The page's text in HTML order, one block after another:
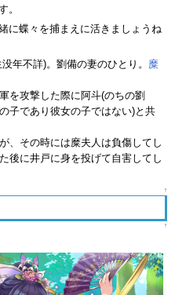
。
に蝶々を捕まえに活きましょうね
年不詳)。劉備の妻のひとり。 糜
を攻撃した際に阿斗(のちの劉
の子であり彼女の子ではない)と共
、その時には糜夫人は負傷してし
後に井戸に身を投げて自害してし
↑
↑